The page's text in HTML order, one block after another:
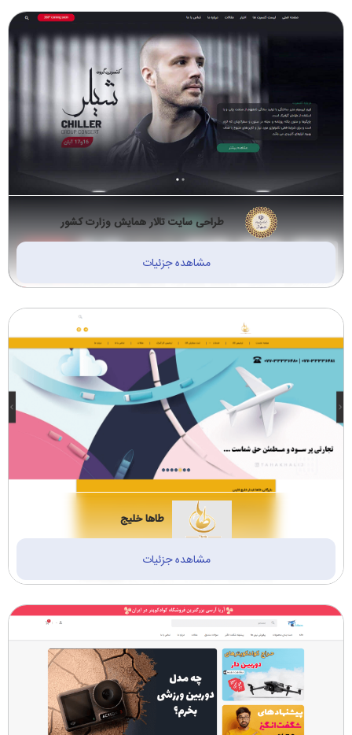
طراحی سایت تالار همایش وزارت کشور
مشاهده جزئیات
طاها خلیج
مشاهده جزئیات